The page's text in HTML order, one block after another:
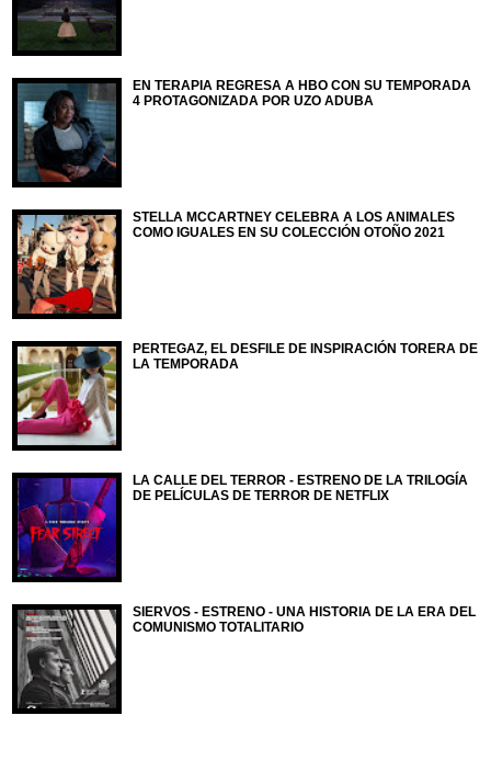
EN TERAPIA REGRESA A HBO CON SU TEMPORADA
4 PROTAGONIZADA POR UZO ADUBA
STELLA MCCARTNEY CELEBRA A LOS ANIMALES
COMO IGUALES EN SU COLECCIÓN OTOÑO 2021
PERTEGAZ, EL DESFILE DE INSPIRACIÓN TORERA DE
LA TEMPORADA
LA CALLE DEL TERROR - ESTRENO DE LA TRILOGÍA
DE PELÍCULAS DE TERROR DE NETFLIX
SIERVOS - ESTRENO - UNA HISTORIA DE LA ERA DEL
COMUNISMO TOTALITARIO